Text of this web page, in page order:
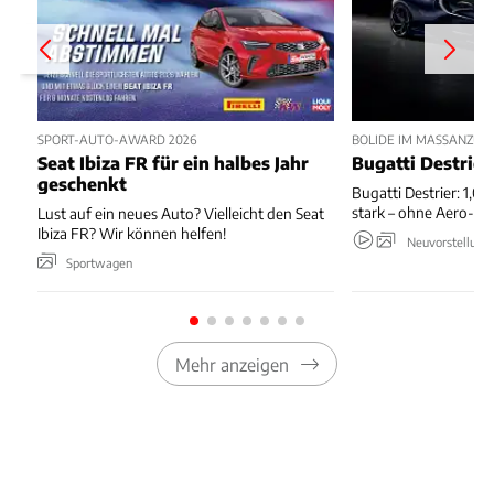
SPORT-AUTO-AWARD 2026
Seat Ibiza FR für ein halbes Jahr
geschenkt
Lust auf ein neues Auto? Vielleicht den Seat
Ibiza FR? Wir können helfen!
Sportwagen
BOLIDE IM MASSANZUG
Bugatti
Bugatti Destrier: 1,00
stark – ohne Aero-
Mehr anzeigen